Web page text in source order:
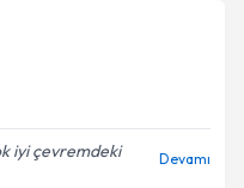
iyi çevremdeki
Devamı